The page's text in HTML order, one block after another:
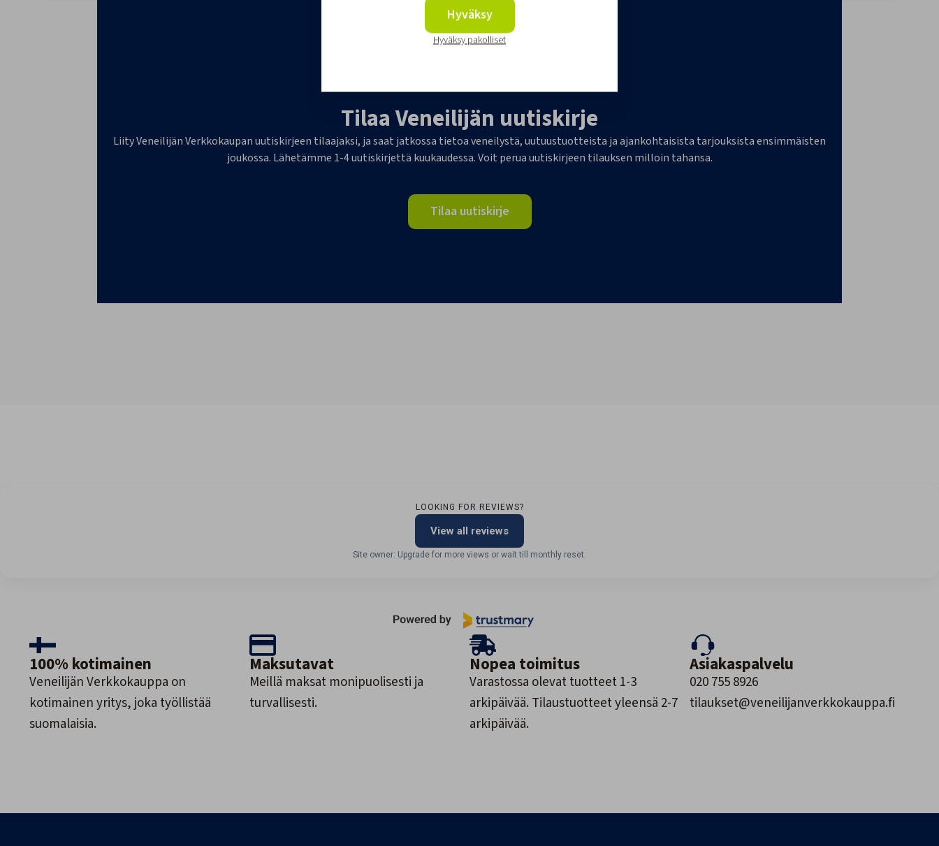
Tilaa Veneilijän uutiskirje
Liity Veneilijän Verkkokaupan uutiskirjeen tilaajaksi, ja saat jatkossa tietoa veneilystä, uutuustuotteista ja ajankohtaisista tarjouksista ensimmäisten
joukossa. Lähetämme 1-4 uutiskirjettä kuukaudessa. Voit perua uutiskirjeen tilauksen milloin tahansa.
Tilaa uutiskirje
LOOKING FOR REVIEWS?
View all reviews
Site owner: Upgrade for more views or wait till monthly reset.
100% kotimainen
Veneilijän Verkkokauppa on
kotimainen yritys, joka työllistää
suomalaisia.
Maksutavat
Meillä maksat monipuolisesti ja
turvallisesti.
Nopea toimitus
Varastossa olevat tuotteet 1-3
arkipäivää. Tilaustuotteet yleensä 2-7
arkipäivää.
Asiakaspalvelu
020 755 8926
tilaukset@veneilijanverkkokauppa.fi
Hyväksy
Hyväksy pakolliset